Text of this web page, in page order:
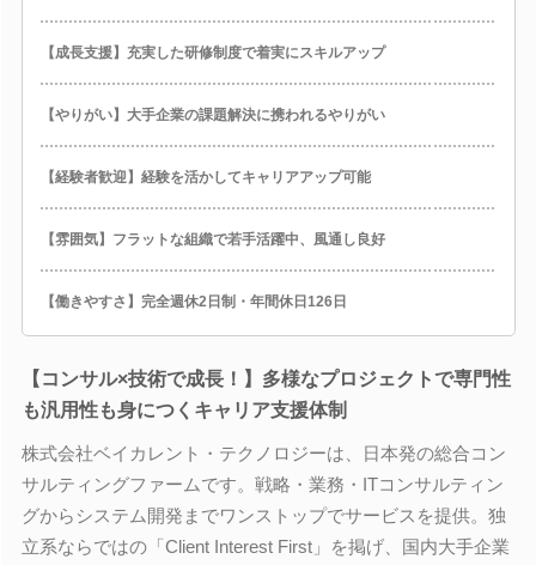
【成長支援】充実した研修制度で着実にスキルアップ
【やりがい】大手企業の課題解決に携われるやりがい
【経験者歓迎】経験を活かしてキャリアアップ可能
【雰囲気】フラットな組織で若手活躍中、風通し良好
【働きやすさ】完全週休2日制・年間休日126日
【コンサル×技術で成長！】多様なプロジェクトで専門性
も汎用性も身につくキャリア支援体制
株式会社ベイカレント・テクノロジーは、日本発の総合コン
サルティングファームです。戦略・業務・ITコンサルティン
グからシステム開発までワンストップでサービスを提供。独
立系ならではの「Client Interest First」を掲げ、国内大手企業